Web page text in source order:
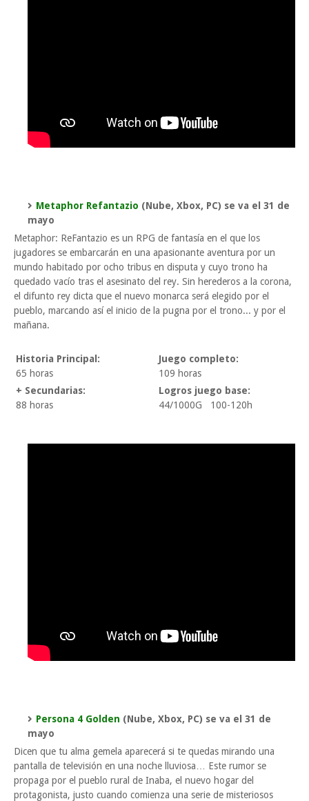
Metaphor Refantazio (Nube, Xbox, PC) se va el 31 de
mayo
Metaphor: ReFantazio es un RPG de fantasía en el que los
jugadores se embarcarán en una apasionante aventura por un
mundo habitado por ocho tribus en disputa y cuyo trono ha
quedado vacío tras el asesinato del rey. Sin herederos a la corona,
el difunto rey dicta que el nuevo monarca será elegido por el
pueblo, marcando así el inicio de la pugna por el trono... y por el
mañana.
Historia Principal:
65 horas
Juego completo:
109 horas
+ Secundarias:
88 horas
Logros juego base:
44/1000G 100-120h
Persona 4 Golden (Nube, Xbox, PC) se va el 31 de
mayo
Dicen que tu alma gemela aparecerá si te quedas mirando una
pantalla de televisión en una noche lluviosa… Este rumor se
propaga por el pueblo rural de Inaba, el nuevo hogar del
protagonista, justo cuando comienza una serie de misteriosos